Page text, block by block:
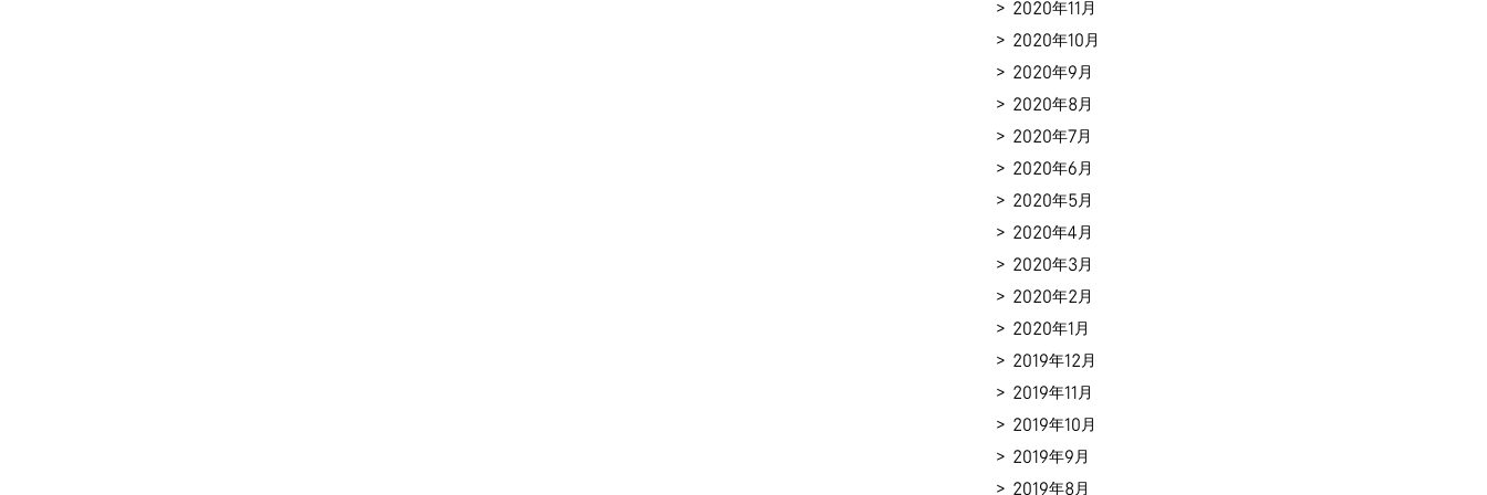
2020年11月
2020年10月
2020年9月
2020年8月
2020年7月
2020年6月
2020年5月
2020年4月
2020年3月
2020年2月
2020年1月
2019年12月
2019年11月
2019年10月
2019年9月
2019年8月